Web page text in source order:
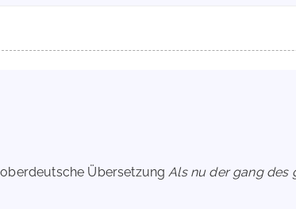
oberdeutsche ÜbersetzungAls nu der gang des